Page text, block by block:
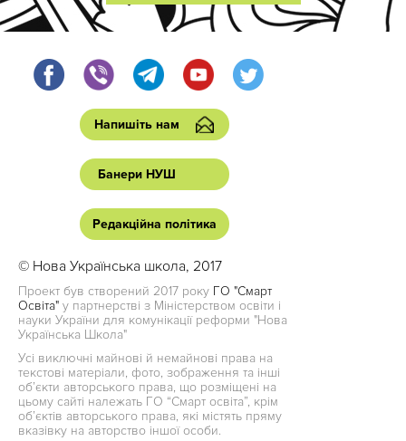
Напишіть нам
Банери НУШ
Редакційна політика
© Нова Українська школа, 2017
Проект був створений 2017 року ГО "Смарт
Освіта" у партнерстві з Міністерством освіти і
науки України для комунікації реформи "Нова
Українська Школа"
Усі виключні майнові й немайнові права на
текстові матеріали, фото, зображення та інші
об’єкти авторського права, що розміщені на
цьому сайті належать ГО “Смарт освіта”, крім
об’єктів авторського права, які містять пряму
вказівку на авторство іншої особи.